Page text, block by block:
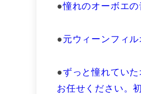
●憧れのオーボエ
●元ウィーンフィ
●ずっと憧れてい
お任せください。